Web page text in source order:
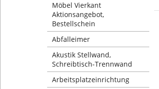
Möbel Vierkant
Aktionsangebot,
Bestellschein
Abfalleimer
Akustik Stellwand,
Schreibtisch-Trennwand
Arbeitsplatzeinrichtung